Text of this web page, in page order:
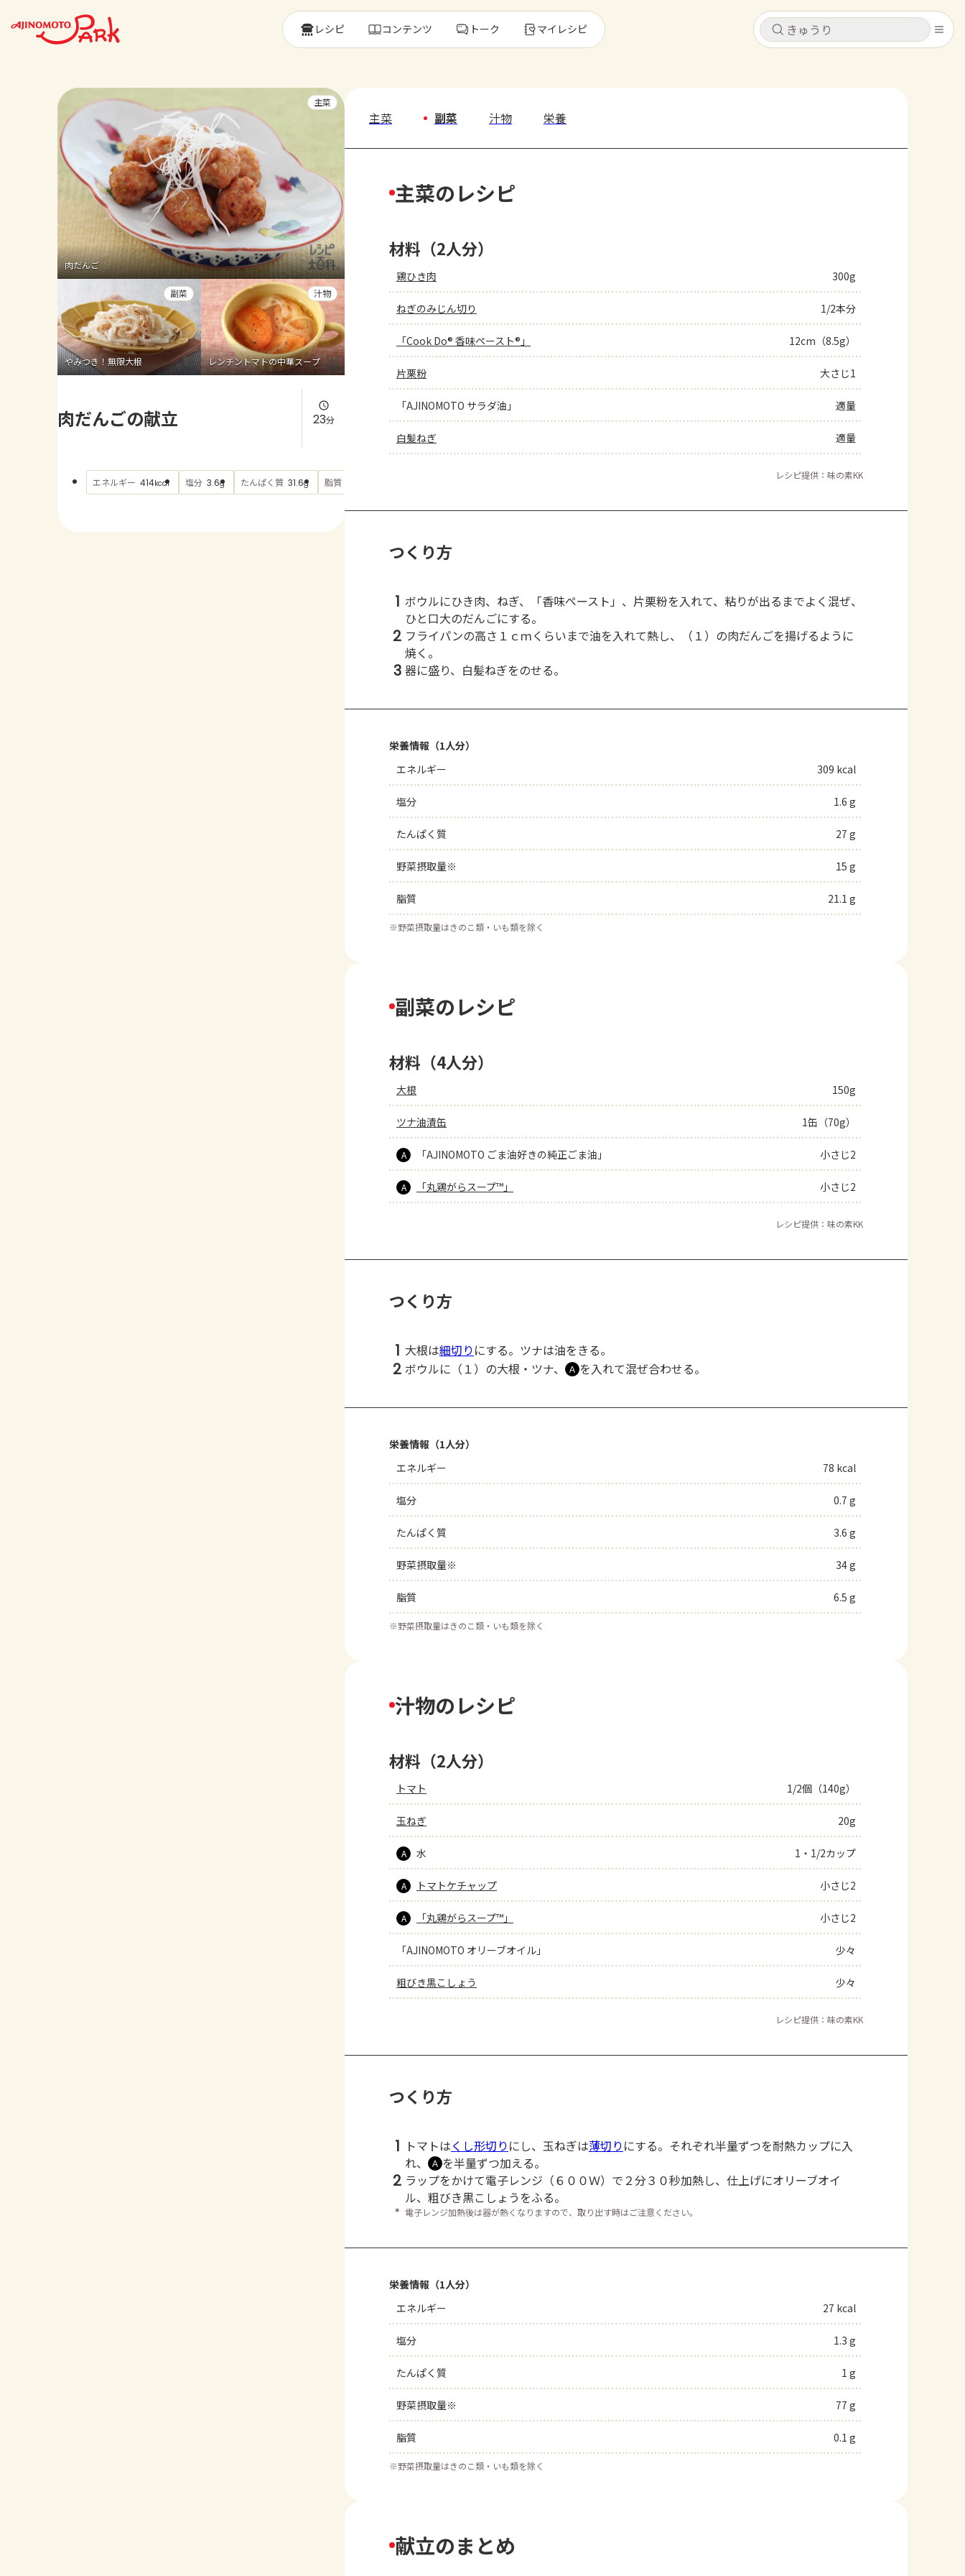
キャンセル
よくあるお問い合わせ
お買い物
キャンセル
レシピ コンテンツ トーク マイレシピ
肉だんご
主菜
やみつき！無限大根
副菜
レンチントマトの中華スープ
汁物
肉だんごの献立 23分
エネルギー 414kcal 塩分 3.6g たんぱく質 31.6g 脂質
主菜 副菜 汁物 栄養
主菜のレシピ
材料（2人分）
鶏ひき肉 300g
ねぎのみじん切り 1/2本分
「Cook Do® 香味ペースト®」 12cm（8.5g）
片栗粉 大さじ1
「AJINOMOTO サラダ油」 適量
白髪ねぎ 適量
レシピ提供：味の素KK
つくり方
1 ボウルにひき肉、ねぎ、「香味ペースト」、片栗粉を入れて、粘りが出るまでよく混ぜ、
ひと口大のだんごにする。
2 フライパンの高さ１ｃｍくらいまで油を入れて熱し、（１）の肉だんごを揚げるように
焼く。
3 器に盛り、白髪ねぎをのせる。
栄養情報（1人分）
エネルギー
309 kcal
塩分 1.6 g
たんぱく質 27 g
野菜摂取量※ 15 g
脂質 21.1 g
※野菜摂取量はきのこ類・いも類を除く
副菜のレシピ
材料（4人分）
大根 150g
ツナ油漬缶 1缶（70g）
A 「AJINOMOTO ごま油好きの純正ごま油」 小さじ2
A 「丸鶏がらスープ™」 小さじ2
レシピ提供：味の素KK
つくり方
1 大根は細切り にする。ツナは油をきる。
2 ボウルに（１）の大根・ツナ、 Ａ を入れて混ぜ合わせる。
栄養情報（1人分）
エネルギー
78 kcal
塩分 0.7 g
たんぱく質 3.6 g
野菜摂取量※ 34 g
脂質 6.5 g
※野菜摂取量はきのこ類・いも類を除く
汁物のレシピ
材料（2人分）
トマト 1/2個（140g）
玉ねぎ 20g
A 水 1・1/2カップ
A トマトケチャップ 小さじ2
A 「丸鶏がらスープ™」 小さじ2
「AJINOMOTO オリーブオイル」 少々
粗びき黒こしょう 少々
レシピ提供：味の素KK
つくり方
1 トマトはくし形切り にし、玉ねぎは薄切り にする。それぞれ半量ずつを耐熱カップに入
れ、
Ａ を半量ずつ加える。
2 ラップをかけて電子レンジ（６００Ｗ）で２分３０秒加熱し、仕上げにオリーブオイ
ル、粗びき黒こしょうをふる。
＊ 電子レンジ加熱後は器が熱くなりますので、取り出す時はご注意ください。
栄養情報（1人分）
エネルギー
27 kcal
塩分 1.3 g
たんぱく質 1 g
野菜摂取量※ 77 g
脂質 0.1 g
※野菜摂取量はきのこ類・いも類を除く
献立のまとめ